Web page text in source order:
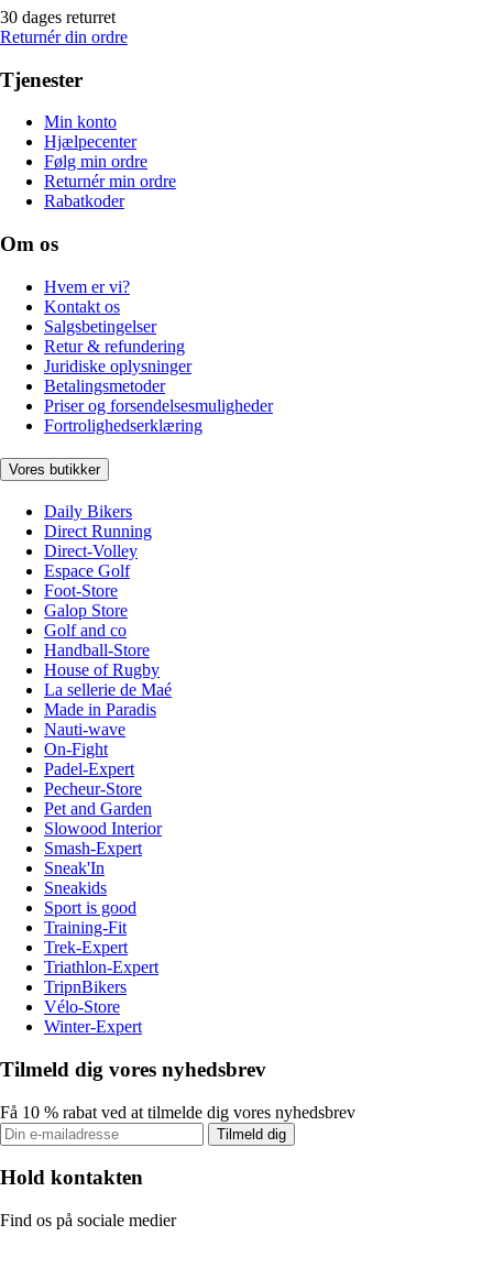
30 dages returret
Returnér din ordre
Tjenester
Min konto
Hjælpecenter
Følg min ordre
Returnér min ordre
Rabatkoder
Om os
Hvem er vi?
Kontakt os
Salgsbetingelser
Retur & refundering
Juridiske oplysninger
Betalingsmetoder
Priser og forsendelsesmuligheder
Fortrolighedserklæring
Vores butikker
Daily Bikers
Direct Running
Direct-Volley
Espace Golf
Foot-Store
Galop Store
Golf and co
Handball-Store
House of Rugby
La sellerie de Maé
Made in Paradis
Nauti-wave
On-Fight
Padel-Expert
Pecheur-Store
Pet and Garden
Slowood Interior
Smash-Expert
Sneak'In
Sneakids
Sport is good
Training-Fit
Trek-Expert
Triathlon-Expert
TripnBikers
Vélo-Store
Winter-Expert
Tilmeld dig vores nyhedsbrev
Få 10 % rabat ved at tilmelde dig vores nyhedsbrev
Tilmeld dig
Hold kontakten
Find os på sociale medier